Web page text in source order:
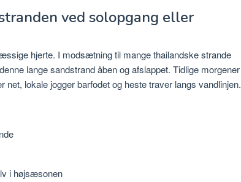
ved solopgang eller
hjerte. I modsætning til mange thailandske strande
lange sandstrand åben og afslappet. Tidlige morgener
lokale jogger barfodet og heste traver langs vandlinjen.
i højsæsonen